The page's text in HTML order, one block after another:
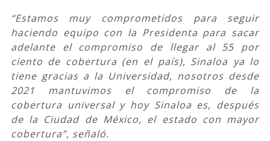
“Estamos muy comprometidos para seguir
haciendo equipo con la Presidenta para sacar
adelante el compromiso de llegar al 55 por
ciento de cobertura (en el país), Sinaloa ya lo
tiene gracias a la Universidad, nosotros desde
2021 mantuvimos el compromiso de la
cobertura universal y hoy Sinaloa es, después
de la Ciudad de México, el estado con mayor
cobertura”, señaló.